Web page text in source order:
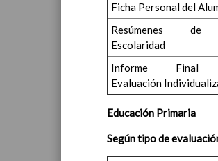
Ficha Personal del
Resúmenes
Escolaridad
Informe Final
Evaluación
Educación Primaria
Según tipo de